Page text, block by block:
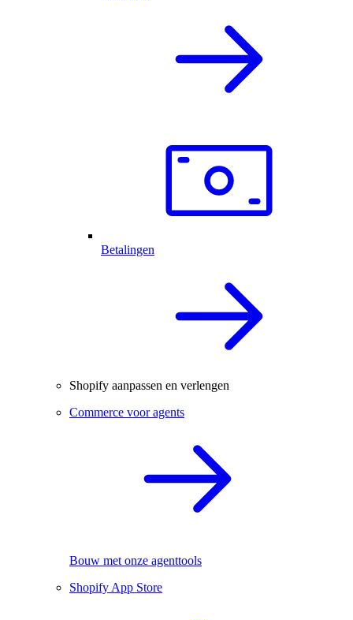
Betalingen
Shopify aanpassen en verlengen
Commerce voor agents
Bouw met onze agenttools
Shopify App Store